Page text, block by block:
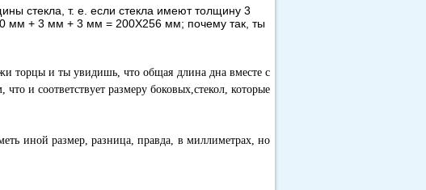
стекла, т. е. если стекла имеют толщину 3
мм + 3 мм + 3 мм = 200X256 мм; почему так, ты
торцы и ты увидишь, что общая длина дна вместе с
и соответствует размеру боковых,стекол, которые
иной размер, разница, правда, в миллиметрах, но